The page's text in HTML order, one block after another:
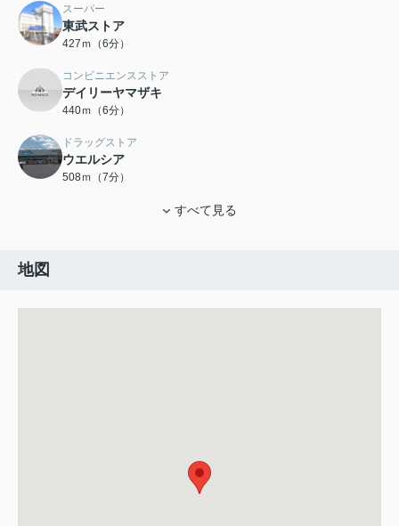
スーパー
東武ストア
427ｍ（6分）
コンビニエンスストア
デイリーヤマザキ
440ｍ（6分）
ドラッグストア
ウエルシア
508ｍ（7分）
すべて見る
地図